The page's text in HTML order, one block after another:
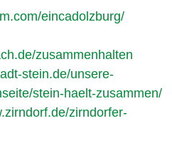
eincadolzburg/
zusammenhalten
stein.de/unsere-
stein-haelt-zusammen/
zirndorfer-